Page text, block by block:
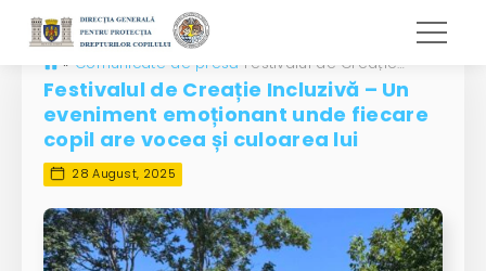
» Comunicate de presă Festivalul de Creație Incluzivă – Un eveniment emoționant unde fiecare copil are vocea și culoarea lui
Festivalul de Creație Incluzivă – Un
eveniment emoționant unde fiecare
copil are vocea și culoarea lui
28 August, 2025